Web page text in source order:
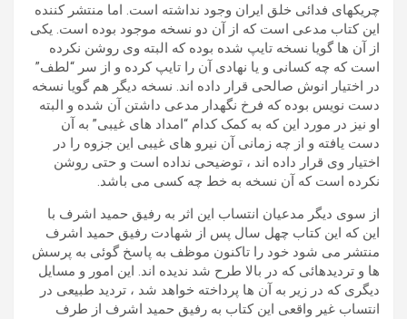
چریکهای فدائی خلق ایران وجود نداشته است. اما منتشر کننده
این کتاب مدعی است که از آن دو نسخه موجود بوده است. یکی
از آن ها گویا نسخه تایپ شده بوده که البته وی روشن نکرده
است که چه کسانی و یا نهادی آن را تایپ کرده و از سر “لطف”
در اختیار انوش صالحی قرار داده اند. نسخه دیگر هم گویا نسخه
دست نویس بوده که فرخ نگهدار مدعی داشتن آن شده و البته
او نیز در مورد این که به کمک کدام “امداد های غیبی” به آن
دست یافته و از چه زمانی آن نیرو های غیبی این جزوه را در
اختیار وی قرار داده اند ، توضیحی نداده است و حتی روشن
نکرده است که آن نسخه به خط چه کسی می باشد.
از سوی دیگر مدعیان انتساب این اثر به رفیق حمید اشرف با
این که این کتاب چهل سال پس از شهادت رفیق حمید اشرف
منتشر می شود خود را تاکنون موظف به پاسخ گوئی به پرسش
ها و تردیدهائی که در بالا طرح شد ندیده اند. این امور و مسایل
دیگری که در زیر به آن ها پرداخته خواهد شد ، تردید طبیعی در
انتساب غیر واقعی این کتاب به رفیق حمید اشرف از طرف